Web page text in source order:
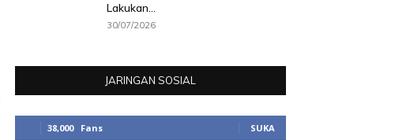
Lakukan...
30/07/2026
JARINGAN SOSIAL
38,000 Fans SUKA